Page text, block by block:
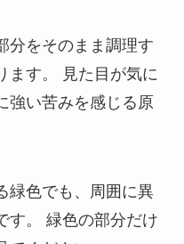
分をそのまま調理す
ます。 見た目が気に
強い苦みを感じる原
緑色でも、周囲に異
す。 緑色の部分だけ